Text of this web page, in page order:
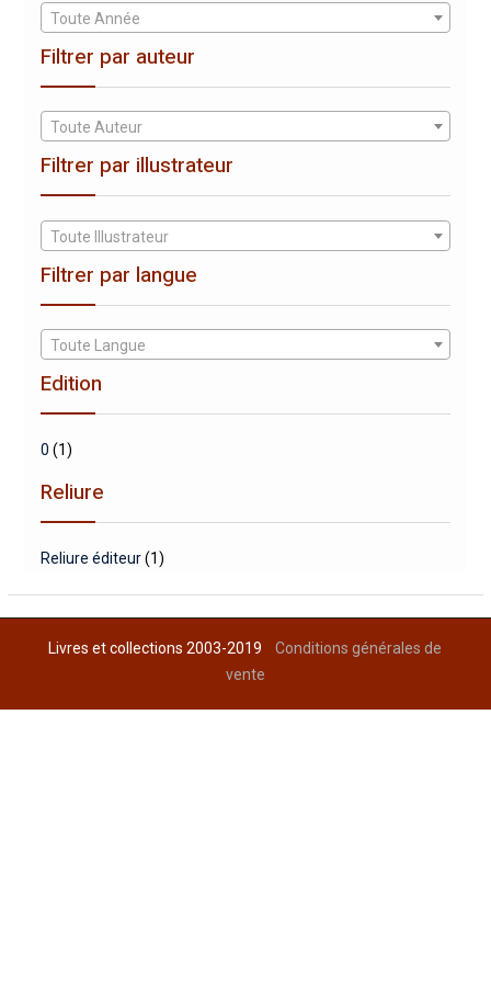
Toute Année
Filtrer par auteur
Toute Auteur
Filtrer par illustrateur
Toute Illustrateur
Filtrer par langue
Toute Langue
Edition
0 (1)
Reliure
Reliure éditeur (1)
Livres et collections 2003-2019Conditions générales de
vente